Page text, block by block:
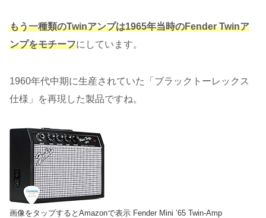
もう一種類のTwinアンプは1965年当時のFender Twinア
ンプをモチーフにしています。
1960年代中期に生産されていた「ブラックトーレックス
仕様」を再現した製品ですね。
画像をタップするとAmazonで表示 Fender Mini ’65 Twin-Amp